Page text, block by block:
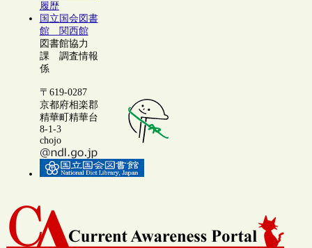
履歴
国立国会図書
館 関西館
図書館協力
課 調査情報
係
〒619-0287
京都府相楽郡
精華町精華台
8-1-3
chojo